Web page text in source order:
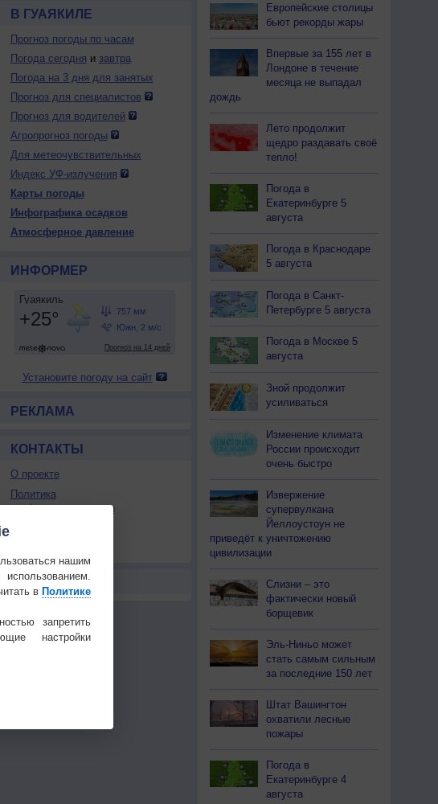
В ГУАЯКИЛЕ
Прогноз погоды по часам
Погода сегодня и завтра
Погода на 3 дня для занятых
Прогноз для специалистов
Прогноз для водителей
Агропрогноз погоды
Для метеочувствительных
Индекс УФ-излучения
Карты погоды
Инфографика осадков
Атмосферное давление
ИНФОРМЕР
Установите погоду на сайт
РЕКЛАМА
КОНТАКТЫ
О проекте
Политика
конфиденциальности
РЕКЛАМА
Европейские столицы
бьют рекорды жары
Впервые за 155 лет в
Лондоне в течение
месяца не выпадал
дождь
Лето продолжит
щедро раздавать своё
тепло!
Погода в
Екатеринбурге 5
августа
Погода в Краснодаре
5 августа
Погода в Санкт-
Петербурге 5 августа
Погода в Москве 5
августа
Зной продолжит
усиливаться
Изменение климата
России происходит
очень быстро
Извержение
супервулкана
Йеллоустоун не
приведёт к уничтожению
цивилизации
Слизни – это
фактически новый
борщевик
Эль-Ниньо может
стать самым сильным
за последние 150 лет
Штат Вашингтон
охватили лесные
пожары
Погода в
Екатеринбурге 4
августа
нашим
в Политике
запретить
настройки